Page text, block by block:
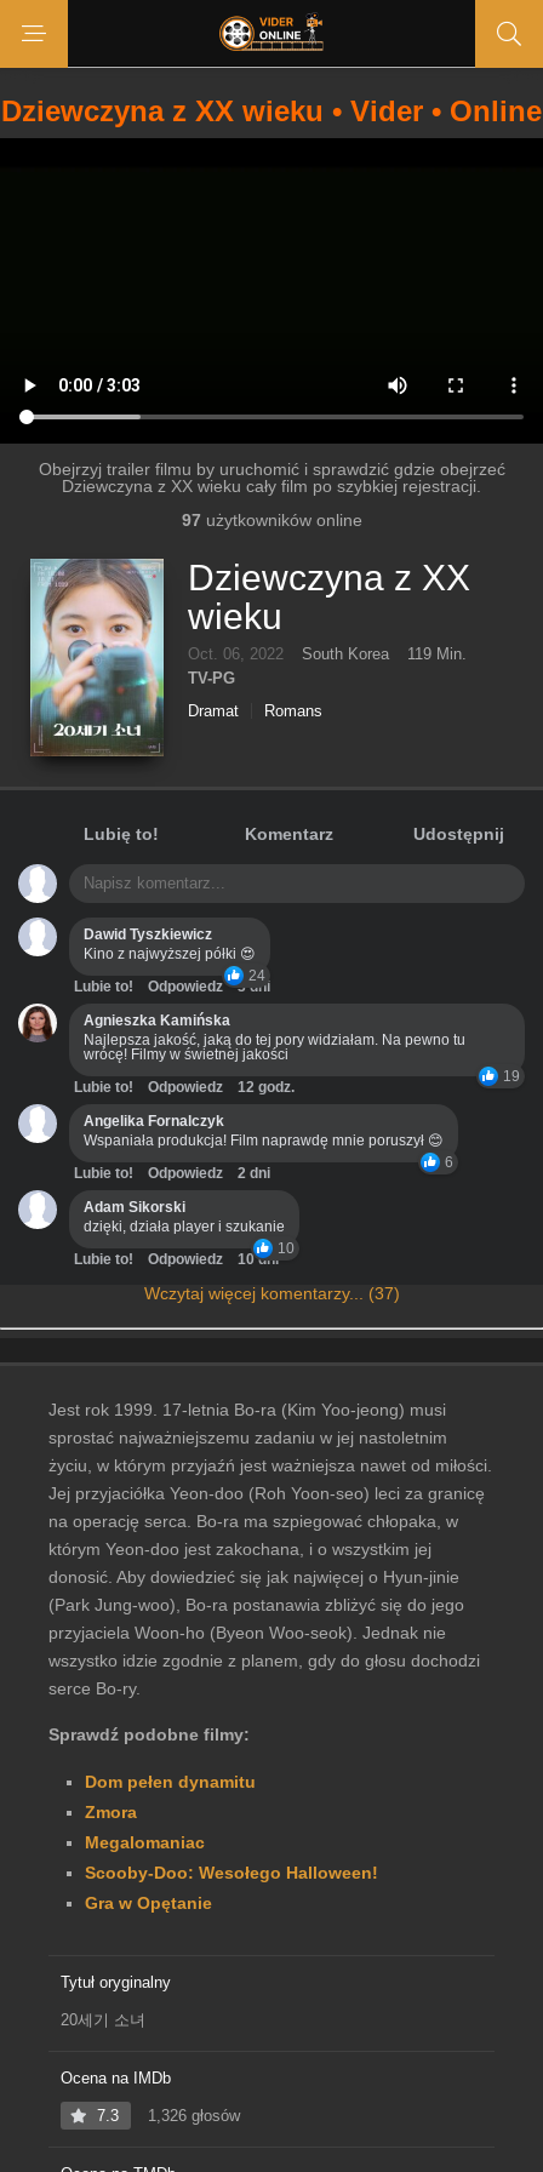
Dziewczyna z XX wieku • Vider • Online
Obejrzyj trailer filmu by uruchomić i sprawdzić gdzie obejrzeć
Dziewczyna z XX wieku cały film po szybkiej rejestracji.
97 użytkowników online
Dziewczyna z XX
wieku
Oct. 06, 2022 South Korea
119 Min.
TV-PG
Dramat
Romans
Lubię to! Komentarz Udostępnij
Dawid Tyszkiewicz
Kino z najwyższej półki 😍
24
Lubie to! Odpowiedz
3 dni
Agnieszka Kamińska
Najlepsza jakość, jaką do tej pory widziałam. Na pewno tu
wrócę! Filmy w świetnej jakości
19
Lubie to! Odpowiedz
12 godz.
Angelika Fornalczyk
Wspaniała produkcja! Film naprawdę mnie poruszył 😊
6
Lubie to! Odpowiedz
2 dni
Adam Sikorski
dzięki, działa player i szukanie
10
Lubie to! Odpowiedz 10 dni
Wczytaj więcej komentarzy... (37)
Jest rok 1999. 17-letnia Bo-ra (Kim Yoo-jeong) musi
sprostać najważniejszemu zadaniu w jej nastoletnim
życiu, w którym przyjaźń jest ważniejsza nawet od miłości.
Jej przyjaciółka Yeon-doo (Roh Yoon-seo) leci za granicę
na operację serca. Bo-ra ma szpiegować chłopaka, w
którym Yeon-doo jest zakochana, i o wszystkim jej
donosić. Aby dowiedzieć się jak najwięcej o Hyun-jinie
(Park Jung-woo), Bo-ra postanawia zbliżyć się do jego
przyjaciela Woon-ho (Byeon Woo-seok). Jednak nie
wszystko idzie zgodnie z planem, gdy do głosu dochodzi
serce Bo-ry.
Sprawdź podobne filmy:
Dom pełen dynamitu
Zmora
Megalomaniac
Scooby-Doo: Wesołego Halloween!
Gra w Opętanie
Tytuł oryginalny
20세기 소녀
Ocena na IMDb
7.3 1,326 głosów